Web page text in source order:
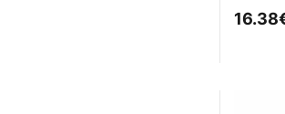
Le
16.38
Le